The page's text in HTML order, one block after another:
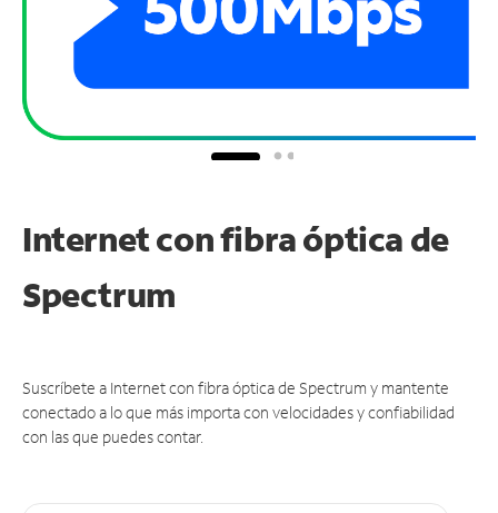
Internet con fibra óptica de
Spectrum
Suscríbete a Internet con fibra óptica de Spectrum y mantente
conectado a lo que más importa con velocidades y confiabilidad
con las que puedes contar.